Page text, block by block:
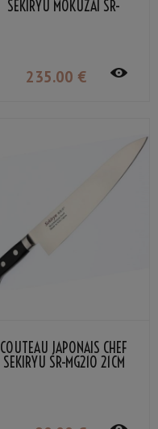
SEKIRYU MOKUZAI SR-
235.00 €
COUTEAU JAPONAIS CHEF
SEKIRYU SR-MG210 21CM